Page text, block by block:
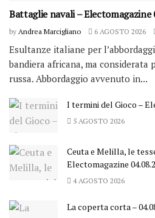
Battaglie navali – Electomagazine
by Andrea Marcigliano 6 AGOSTO 2026
Esultanze italiane per
bandiera africana, ma
russa. Abbordaggio avvenuto in...
I termini del Gioco –
5 AGOSTO 2026
Ceuta e Melilla, le
Electomagazine
4 AGOSTO 2026
La coperta corta –